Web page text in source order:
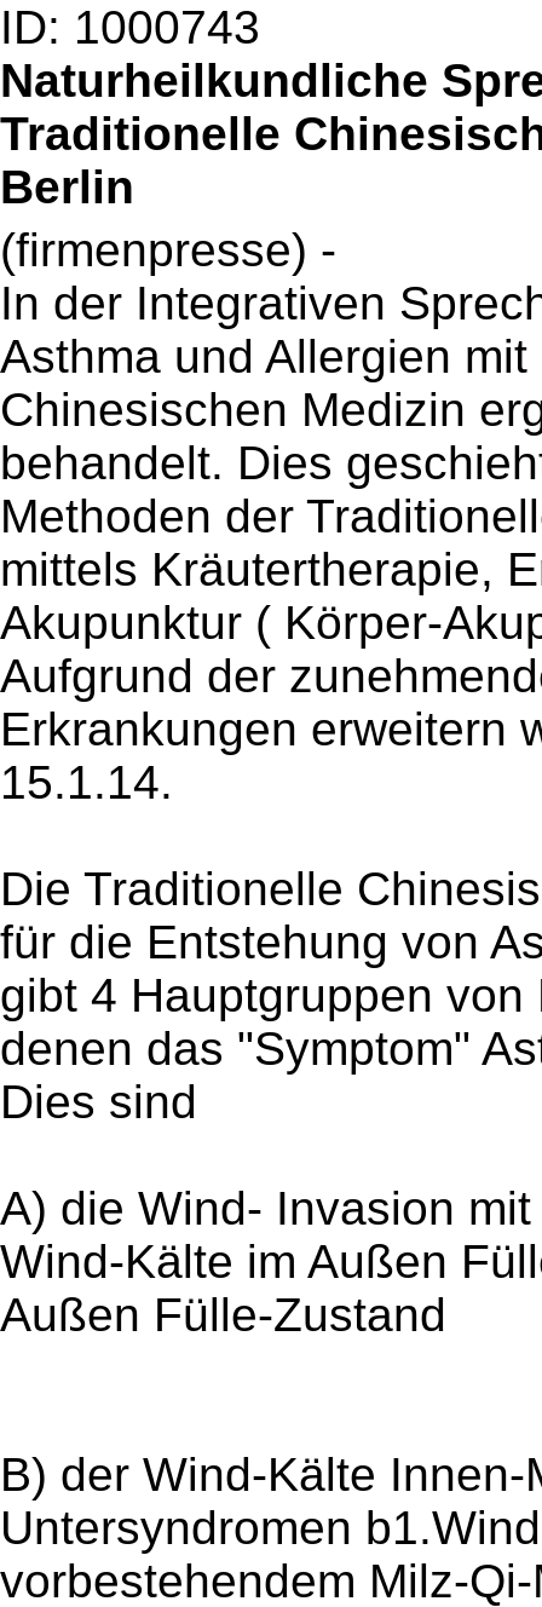
ID: 1000743
Naturheilkundliche
Traditionelle
Berlin
(firmenpresse) -
In der Integrativen
Asthma und Allergien
Chinesischen Medizin
behandelt. Dies
Methoden der
mittels Kräutertherapie,
Akupunktur ( Körper-
Aufgrund der
Erkrankungen erweitern
15.1.14.
Die Traditionelle
für die Entstehung von
gibt 4 Hauptgruppen
denen das "Symptom"
Dies sind
A) die Wind- Invasion
Wind-Kälte im Außen
Außen Fülle-Zustand
B) der Wind-Kälte
Untersyndromen
vorbestehendem Milz-